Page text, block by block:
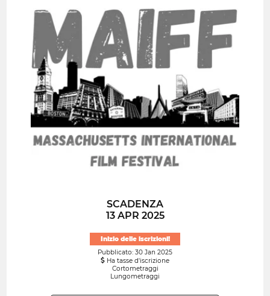
SCADENZA
13 APR 2025
Inizio delle iscrizioni!
Pubblicato: 30 Jan 2025
Ha tasse d'iscrizione
Cortometraggi
Lungometraggi